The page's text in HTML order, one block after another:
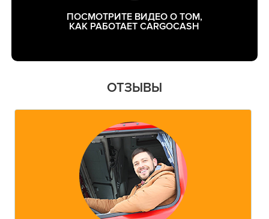
ПОСМОТРИТЕ ВИДЕО О ТОМ,
КАК РАБОТАЕТ CARGOCASH
ОТЗЫВЫ